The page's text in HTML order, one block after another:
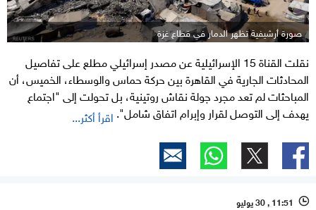
صورة أرشيفية تظهر الدمار في قطاع غزة
نقلت القناة 15 الإسرائيلية عن مصدر إسرائيلي مطلع على تفاصيل
المحادثات الجارية في القاهرة بين حركة حماس والوسطاء، الخميس، أن
المباحثات لم تعد مجرد جولة نقاش روتينية، بل تحولت إلى "اجتماع
يهدف إلى التوصل لقرار وإبرام اتفاق شامل". اقرأ أكثر...
l 11:51 , 30 يوليو